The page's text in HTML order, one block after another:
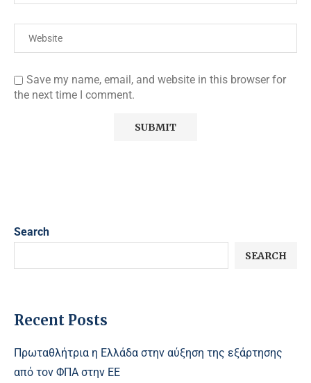
Save my name, email, and website in this browser for
the next time I comment.
Search
SEARCH
Recent Posts
Πρωταθλήτρια η Ελλάδα στην αύξηση της εξάρτησης
από τον ΦΠΑ στην ΕΕ